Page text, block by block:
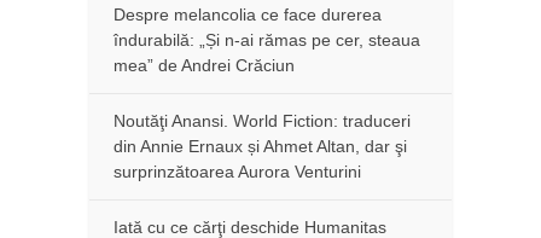
Despre melancolia ce face durerea
îndurabilă: „Și n-ai rămas pe cer, steaua
mea” de Andrei Crăciun
Noutăţi Anansi. World Fiction: traduceri
din Annie Ernaux și Ahmet Altan, dar şi
surprinzătoarea Aurora Venturini
Iată cu ce cărţi deschide Humanitas